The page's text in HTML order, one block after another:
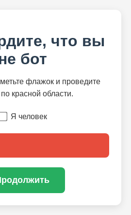
что вы
бот
флажок и проведите
красной области.
Я человек